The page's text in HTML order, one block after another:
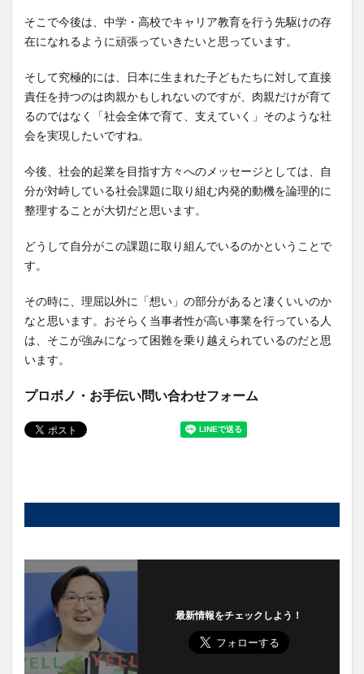
そこで今後は、中学・高校でキャリア教育を行う先駆けの存
在になれるように頑張っていきたいと思っています。
そして究極的には、日本に生まれた子どもたちに対して直接
責任を持つのは肉親かもしれないのですが、肉親だけが育て
るのではなく「社会全体で育て、支えていく」そのような社
会を実現したいですね。
今後、社会的起業を目指す方々へのメッセージとしては、自
分が対峙している社会課題に取り組む内発的動機を論理的に
整理することが大切だと思います。
どうして自分がこの課題に取り組んでいるのかということで
す。
その時に、理屈以外に「想い」の部分があると凄くいいのか
なと思います。おそらく当事者性が高い事業を行っている人
は、そこが強みになって困難を乗り越えられているのだと思
います。
プロボノ・お手伝い問い合わせフォーム
最新情報をチェックしよう！